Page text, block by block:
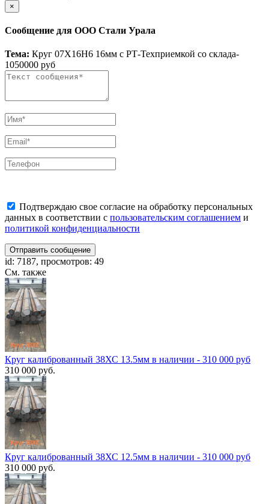
×
Сообщение для ООО Стали Урала
Тема: Круг 07Х16Н6 16мм с РТ-Техприемкой со склада-
1050000 руб
Подтверждаю свое согласие на обработку персональных
данных в соответствии с пользовательским соглашением и
политикой конфиденциальности
Отправить сообщение
id: 7187, просмотров: 49
См. также
Круг калиброванный 38ХС 13.5мм в наличии - 310 000 руб
310 000 руб.
Круг калиброванный 38ХС 12.5мм в наличии - 310 000 руб
310 000 руб.